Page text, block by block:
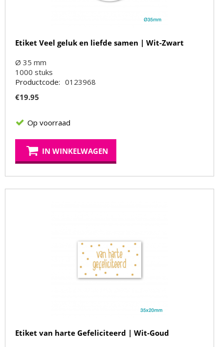
Etiket Veel geluk en liefde samen | Wit-Zwart
Ø 35 mm
1000 stuks
Productcode: 0123968
€19.95
Op voorraad
IN WINKELWAGEN
Etiket van harte Gefeliciteerd | Wit-Goud